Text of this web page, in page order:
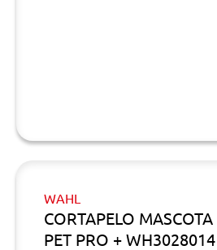
WAHL
CORTAPELO
PET PRO + WH3028014